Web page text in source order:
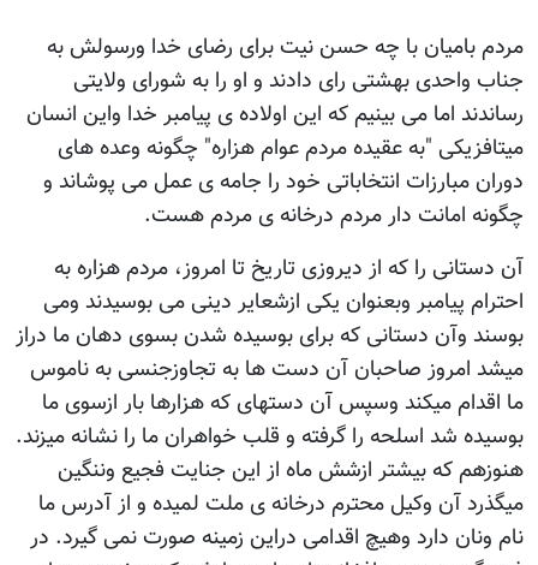
مردم بامیان با چه حسن نیت برای رضای خدا ورسولش به
جناب واحدی بهشتی رای دادند و او را به شورای ولایتی
رساندند اما می بینیم که این اولاده ی پیامبر خدا واین انسان
میتافزیکی "به عقیده مردم عوام هزاره" چگونه وعده های
دوران مبارزات انتخاباتی خود را جامه ی عمل می پوشاند و
چگونه امانت دار مردم درخانه ی مردم هست.
آن دستانی را که از دیروزی تاریخ تا امروز، مردم هزاره به
احترام پیامبر وبعنوان یکی ازشعایر دینی می بوسیدند ومی
بوسند وآن دستانی که برای بوسیده شدن بسوی دهان ما دراز
میشد امروز صاحبان آن دست ها به تجاوزجنسی به ناموس
ما اقدام میکند وسپس آن دستهای که هزارها بار ازسوی ما
بوسیده شد اسلحه را گرفته و قلب خواهران ما را نشانه میزند.
هنوزهم که بیشتر ازشش ماه از این جنایت فجیع وننگین
میگذرد آن وکیل محترم درخانه ی ملت لمیده و از آدرس ما
نام ونان دارد وهیچ اقدامی دراین زمینه صورت نمی گیرد. در